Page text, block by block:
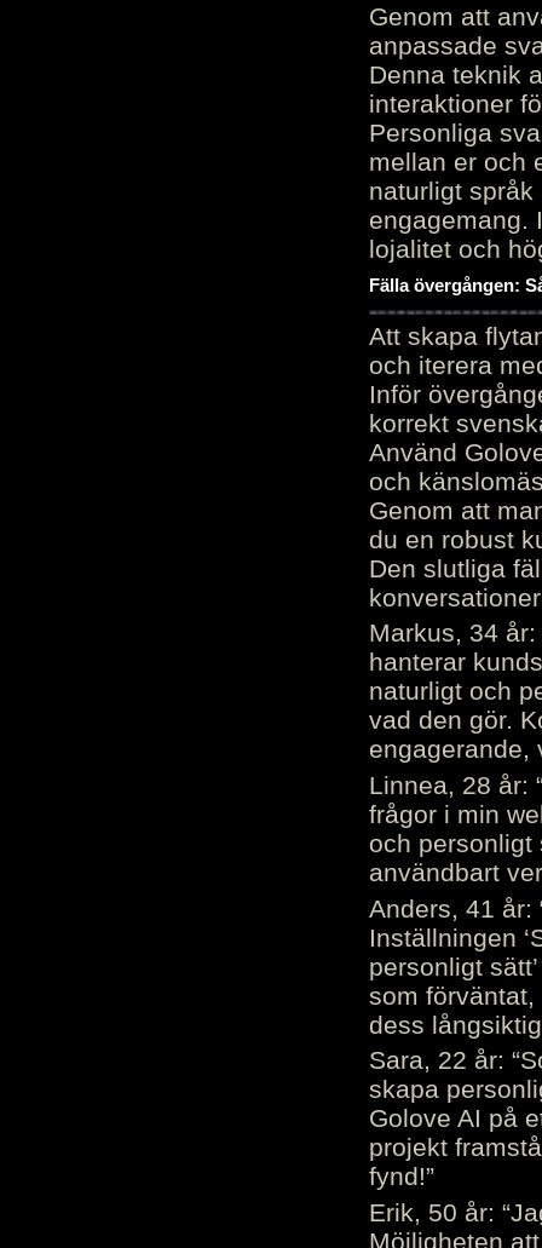
Genom att
anpassade
Denna teknik
interaktioner
Personliga
mellan er och
naturligt
engagemang.
lojalitet och
Fälla övergången:
Att skapa
och iterera
Inför
korrekt
Använd
och
Genom att
du en robust
Den slutliga
Markus, 34
hanterar
naturligt och
vad den gör.
engagerande,
Linnea, 28 år:
frågor i min
och personligt
användbart
Anders, 41 år:
Inställningen
personligt
som
dess
Sara, 22 år:
skapa
Golove AI på
projekt
fynd!”
Erik, 50 år:
Möjligheten